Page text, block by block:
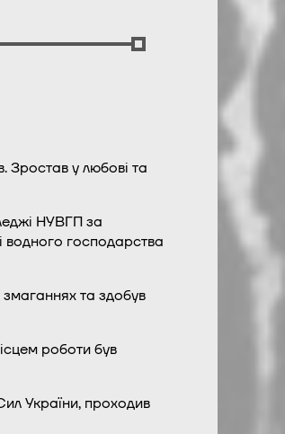
Зростав у любові та
НУВГП за
водного господарства
та здобув
роботи був
України, проходив